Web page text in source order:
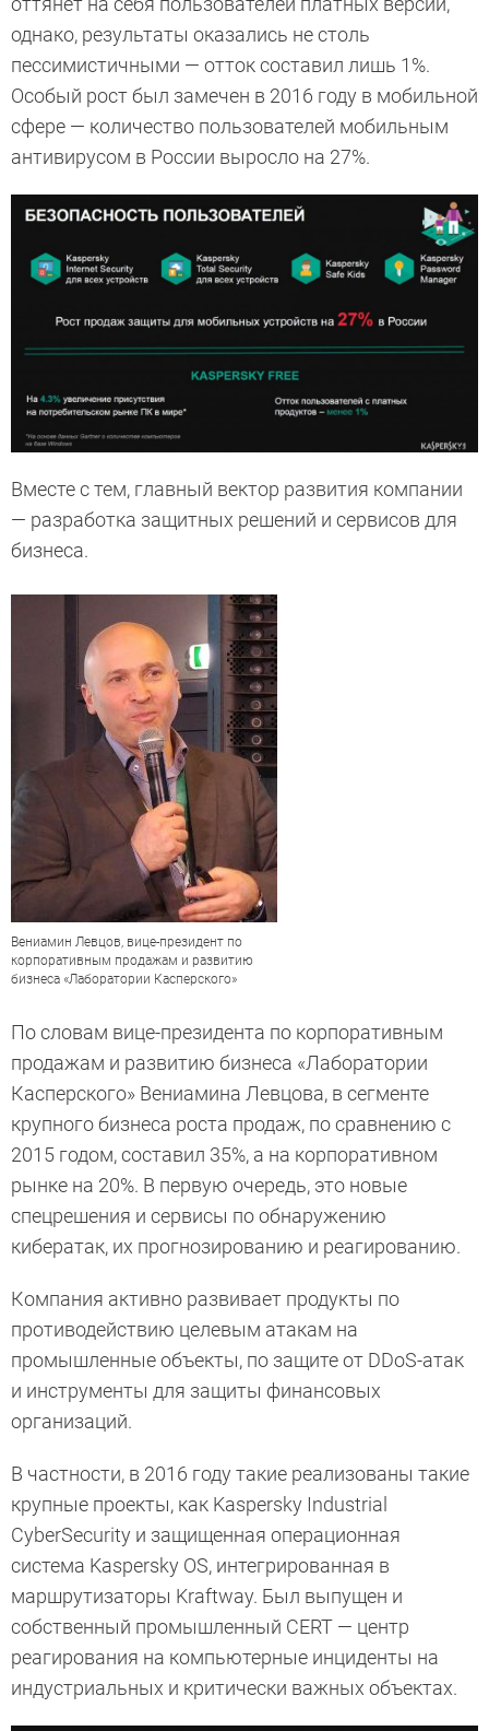
однако, результаты оказались не столь
пессимистичными — отток составил лишь 1%.
Особый рост был замечен в 2016 году в мобильной
сфере — количество пользователей мобильным
антивирусом в России выросло на 27%.
Вместе с тем, главный вектор развития компании
— разработка защитных решений и сервисов для
бизнеса.
Вениамин Левцов, вице-президент по
корпоративным продажам и развитию
бизнеса «Лаборатории Касперского»
По словам вице-президента по корпоративным
продажам и развитию бизнеса «Лаборатории
Касперского» Вениамина Левцова, в сегменте
крупного бизнеса роста продаж, по сравнению с
2015 годом, составил 35%, а на корпоративном
рынке на 20%. В первую очередь, это новые
спецрешения и сервисы по обнаружению
кибератак, их прогнозированию и реагированию.
Компания активно развивает продукты по
противодействию целевым атакам на
промышленные объекты, по защите от DDoS-атак
и инструменты для защиты финансовых
организаций.
В частности, в 2016 году такие реализованы такие
крупные проекты, как Kaspersky Industrial
CyberSecurity и защищенная операционная
система Kaspersky OS, интегрированная в
маршрутизаторы Kraftway. Был выпущен и
собственный промышленный CERT — центр
реагирования на компьютерные инциденты на
индустриальных и критически важных объектах.